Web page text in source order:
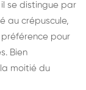
se distingue par
au crépuscule,
préférence pour
Bien
moitié du